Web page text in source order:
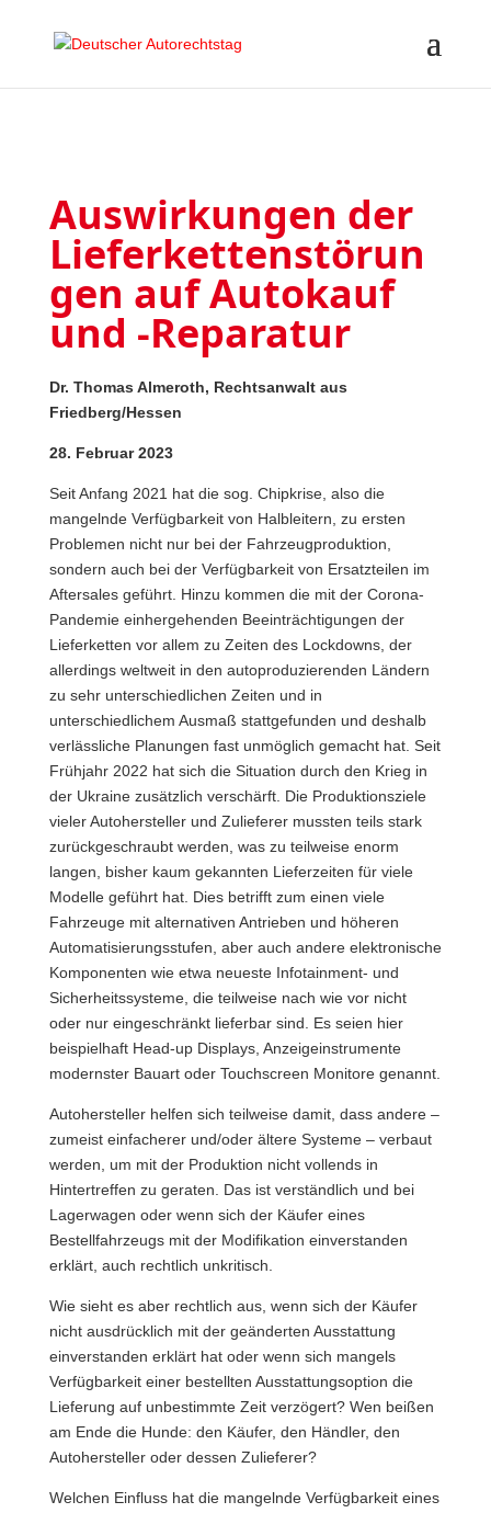
Auswirkungen der
Lieferkettenstörun
gen auf Autokauf
und -Reparatur
Dr. Thomas Almeroth, Rechtsanwalt aus
Friedberg/Hessen
28. Februar 2023
Seit Anfang 2021 hat die sog. Chipkrise, also die
mangelnde Verfügbarkeit von Halbleitern, zu ersten
Problemen nicht nur bei der Fahrzeugproduktion,
sondern auch bei der Verfügbarkeit von Ersatzteilen im
Aftersales geführt. Hinzu kommen die mit der Corona-
Pandemie einhergehenden Beeinträchtigungen der
Lieferketten vor allem zu Zeiten des Lockdowns, der
allerdings weltweit in den autoproduzierenden Ländern
zu sehr unterschiedlichen Zeiten und in
unterschiedlichem Ausmaß stattgefunden und deshalb
verlässliche Planungen fast unmöglich gemacht hat. Seit
Frühjahr 2022 hat sich die Situation durch den Krieg in
der Ukraine zusätzlich verschärft. Die Produktionsziele
vieler Autohersteller und Zulieferer mussten teils stark
zurückgeschraubt werden, was zu teilweise enorm
langen, bisher kaum gekannten Lieferzeiten für viele
Modelle geführt hat. Dies betrifft zum einen viele
Fahrzeuge mit alternativen Antrieben und höheren
Automatisierungsstufen, aber auch andere elektronische
Komponenten wie etwa neueste Infotainment- und
Sicherheitssysteme, die teilweise nach wie vor nicht
oder nur eingeschränkt lieferbar sind. Es seien hier
beispielhaft Head-up Displays, Anzeigeinstrumente
modernster Bauart oder Touchscreen Monitore genannt.
Autohersteller helfen sich teilweise damit, dass andere –
zumeist einfacherer und/oder ältere Systeme – verbaut
werden, um mit der Produktion nicht vollends in
Hintertreffen zu geraten. Das ist verständlich und bei
Lagerwagen oder wenn sich der Käufer eines
Bestellfahrzeugs mit der Modifikation einverstanden
erklärt, auch rechtlich unkritisch.
Wie sieht es aber rechtlich aus, wenn sich der Käufer
nicht ausdrücklich mit der geänderten Ausstattung
einverstanden erklärt hat oder wenn sich mangels
Verfügbarkeit einer bestellten Ausstattungsoption die
Lieferung auf unbestimmte Zeit verzögert? Wen beißen
am Ende die Hunde: den Käufer, den Händler, den
Autohersteller oder dessen Zulieferer?
Welchen Einfluss hat die mangelnde Verfügbarkeit eines